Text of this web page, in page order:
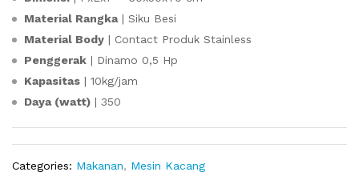
Material Rangka| Siku Besi
Material Body | Contact Produk Stainless
Penggerak | Dinamo 0,5 Hp
Kapasitas | 10kg/jam
Daya (watt) | 350
Categories: Makanan, Mesin Kacang